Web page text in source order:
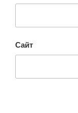
Сайт